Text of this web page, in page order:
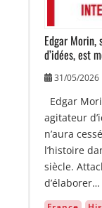
Edgar
d’idées, est
31/05/2026
Edgar
agitateur
n’aura
l’histoire
siècle.
d’élaborer…